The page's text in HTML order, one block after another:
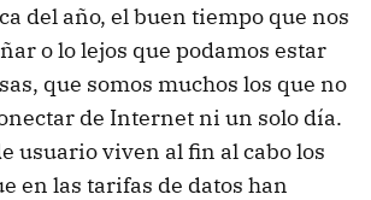
del año, el buen tiempo que nos
o lo lejos que podamos estar
que somos muchos los que no
de Internet ni un solo día.
usuario viven al fin al cabo los
en las tarifas de datos han